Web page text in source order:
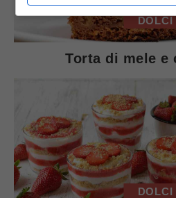
DOLCI
Torta di mele e
DOLCI